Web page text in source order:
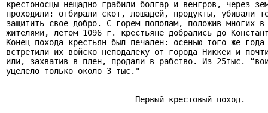
крестоносцы нещадно грабили болгар и венгров, через
проходили: отбирали скот, лошадей, продукты, убивали
защитить свое добро. С горем пополам, положив многих в
жителями, летом 1096 г. крестьяне добрались до
Конец похода крестьян был печален: осенью того же года
встретили их войско неподалеку от города Никкеи и
или, захватив в плен, продали в рабство. Из 25тыс.
уцелело только около 3 тыс."
                           Первый крестовый поход.